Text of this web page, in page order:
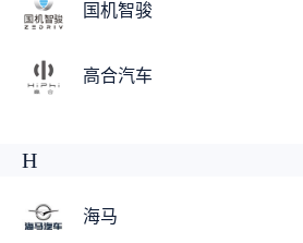
国机智骏
高合汽车
H
海马